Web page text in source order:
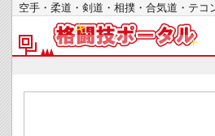
空手・柔道・剣道・相撲・合気道・